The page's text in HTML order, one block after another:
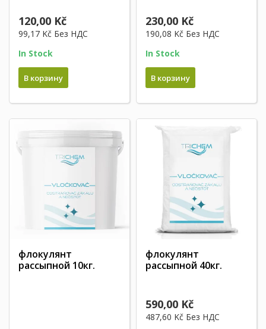
120,00 Kč
99,17 Kč Без НДС
In Stock
В корзину
230,00 Kč
190,08 Kč Без НДС
In Stock
В корзину
флокулянт
рассыпной 10кг.
флокулянт
рассыпной 40кг.
590,00 Kč
487,60 Kč Без НДС